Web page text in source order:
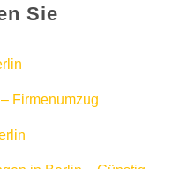
werkenntdenBESTEN.de
Sie
Firmenumzug